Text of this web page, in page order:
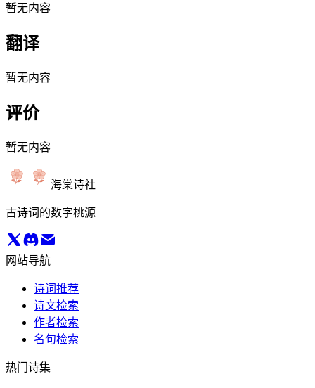
暂无内容
翻译
暂无内容
评价
暂无内容
海棠诗社
古诗词的数字桃源
网站导航
诗词推荐
诗文检索
作者检索
名句检索
热门诗集